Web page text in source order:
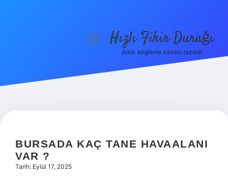
Hakkımızda
menüyüHızlı Fikir Durağı
Anlık bilgilerle zihnini tazele!
BURSADA KAÇ TANE HAVAALANI
VAR ?
Tarih: Eylül 17, 2025